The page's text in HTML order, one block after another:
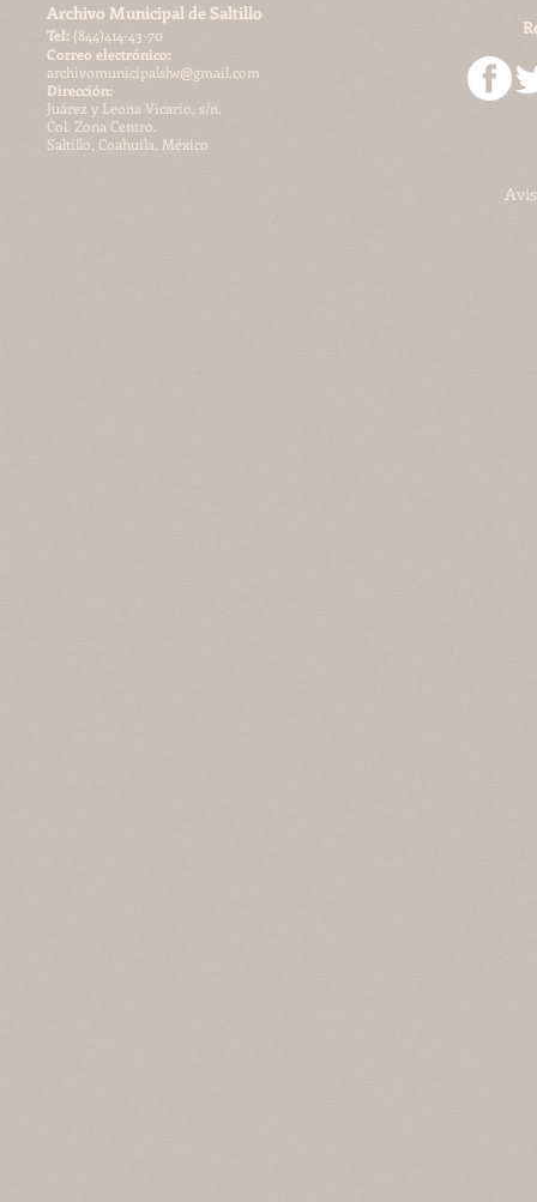
Archivo Municipal de Saltillo
​Tel: (844)414-43-70
Correo electrónico:
archivomunicipalslw@gmail.com
Dirección:
Juárez y Leona Vicario, s/n.
Col. Zona Centro.
Saltillo, Coahuila, México